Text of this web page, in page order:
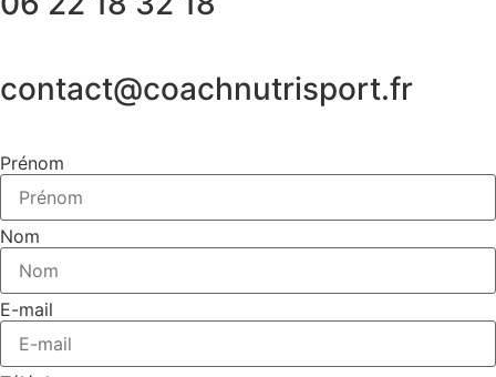
contact@coachnutrisport.fr
Prénom
Nom
E-mail